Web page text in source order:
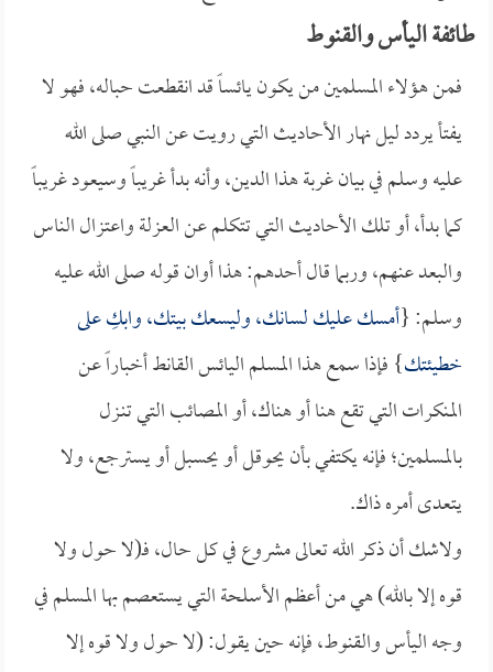
طائفة اليأس والقنوط
فمن هؤلاء المسلمين من يكون يائساً قد انقطعت حباله، فهو لا
يفتأ يردد ليل نهار الأحاديث التي رويت عن النبي صلى الله
عليه وسلم في بيان غربة هذا الدين، وأنه بدأ غريباً وسيعود غريباً
كما بدأ، أو تلك الأحاديث التي تتكلم عن العزلة واعتزال الناس
والبعد عنهم، وربما قال أحدهم: هذا أوان قوله صلى الله عليه
وسلم: {أمسك عليك لسانك، وليسعك بيتك، وابكِ على
خطيئتك} فإذا سمع هذا المسلم اليائس القانط أخباراً عن
المنكرات التي تقع هنا أو هناك، أو المصائب التي تنـزل
بالمسلمين؛ فإنه يكتفي بأن يحوقل أو يحسبل أو يسترجع، ولا
يتعدى أمره ذاك.
ولاشك أن ذكر الله تعالى مشروع في كل حال، فـ(لا حول ولا
قوه إلا بالله) هي من أعظم الأسلحة التي يستعصم بها المسلم في
وجه اليأس والقنوط، فإنه حين يقول: (لا حول ولا قوه إلا